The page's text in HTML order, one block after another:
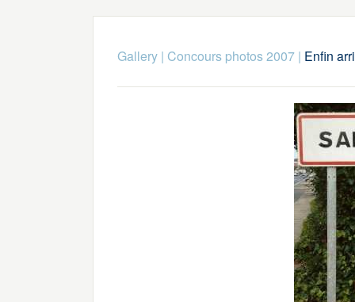
Gallery| Concours photos 2007| Enfin